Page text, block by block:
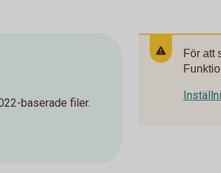
baserade filer.
För att